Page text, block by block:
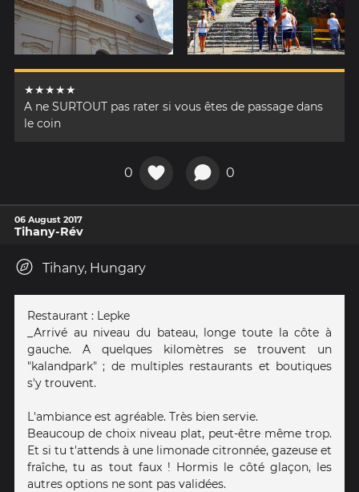
★★★★★
A ne SURTOUT pas rater si vous êtes de passage dans
le coin
0 0
06 August 2017
Tihany-Rév
Tihany, Hungary
Restaurant : Lepke
_Arrivé au niveau du bateau, longe toute la côte à
gauche. A quelques kilomètres se trouvent un
"kalandpark" ; de multiples restaurants et boutiques
s'y trouvent.
L'ambiance est agréable. Très bien servie.
Beaucoup de choix niveau plat, peut-être même trop.
Et si tu t'attends à une limonade citronnée, gazeuse et
fraîche, tu as tout faux ! Hormis le côté glaçon, les
autres options ne sont pas validées.